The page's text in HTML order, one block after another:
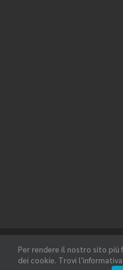
Copyright 2021 Tadei Srl
Informativa
Per rendere il nostro sito più
dei cookie. Trovi